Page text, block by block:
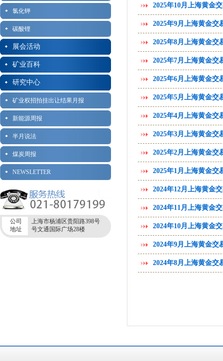
氯化钾
碳酸锂
展会活动
矿业百科
研究中心
矿业权招拍挂出让结果月报
新能源周报
半月说法
煤炭周报
NEWSLETTER
公司
地址
上海市杨浦区贵阳路398号
号文通国际广场28楼
2025年10月上海黄金
2025年9月上海黄金交
2025年8月上海黄金交
2025年7月上海黄金交
2025年6月上海黄金交
2025年5月上海黄金交
2025年4月上海黄金交
2025年3月上海黄金交
2025年2月上海黄金交
2025年1月上海黄金交
2024年12月上海黄金
2024年11月上海黄金
2024年10月上海黄金
2024年9月上海黄金交
2024年8月上海黄金交